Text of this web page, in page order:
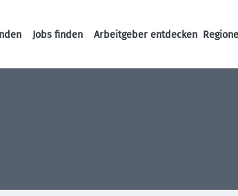
Haupt-Navigation
Jobs finden Arbeitgeber entdecken